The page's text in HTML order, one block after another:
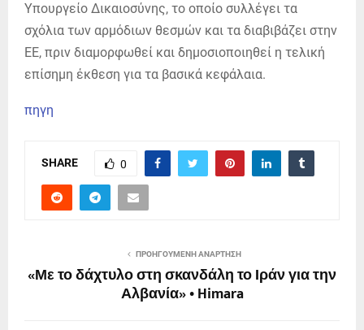
Υπουργείο Δικαιοσύνης, το οποίο συλλέγει τα
σχόλια των αρμόδιων θεσμών και τα διαβιβάζει στην
ΕΕ, πριν διαμορφωθεί και δημοσιοποιηθεί η τελική
επίσημη έκθεση για τα βασικά κεφάλαια.
πηγη
SHARE 0
ΠΡΟΗΓΟΎΜΕΝΗ ΑΝΆΡΤΗΣΗ
«Με το δάχτυλο στη σκανδάλη το Ιράν για την
Αλβανία» • Himara